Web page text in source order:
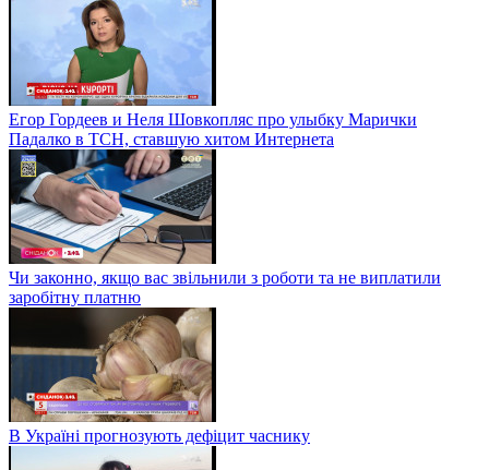
Егор Гордеев и Неля Шовкопляс про улыбку Марички
Падалко в ТСН, ставшую хитом Интернета
Чи законно, якщо вас звільнили з роботи та не виплатили
заробітну платню
В Україні прогнозують дефіцит часнику